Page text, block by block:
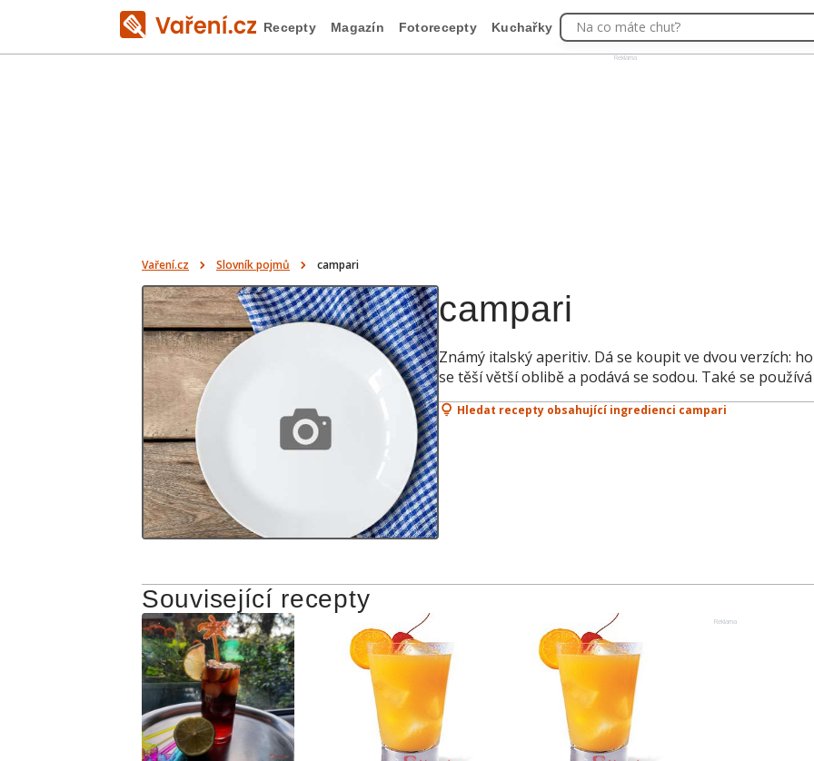
Reklama
Recepty Magazín Fotorecepty Kuchařky Na co máte chuť?
Vaření.cz Slovník pojmů campari
campari
Známý italský aperitiv. Dá se koupit ve dvou verzích:
se těší větší oblibě a podává se sodou. Také se
Hledat recepty obsahující ingredienci campari
Související recepty
Reklama